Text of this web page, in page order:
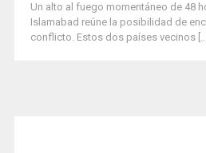
Un alto al fuego momentáneo de 48
Islamabad reúne la posibilidad de
conflicto. Estos dos países vecinos [...]